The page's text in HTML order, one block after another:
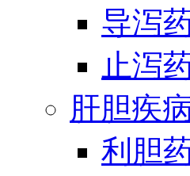
导泻
止泻
肝胆疾
利胆